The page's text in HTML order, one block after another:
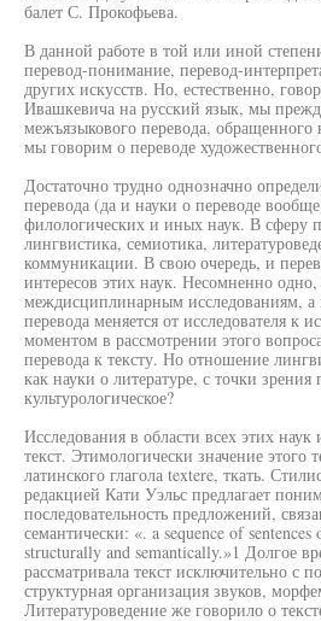
балет С. Прокофьева.
В данной работе в той или иной
перевод-понимание, перевод-
других искусств. Но, естественно,
Ивашкевича на русский язык, мы
межъязыкового перевода, обращенного
мы говорим о переводе
Достаточно трудно однозначно
перевода (да и науки о переводе
филологических и иных наук. В сферу
лингвистика, семиотика,
коммуникации. В свою очередь, и
интересов этих наук. Несомненно одно,
междисциплинарным исследованиям, а
перевода меняется от исследователя к
моментом в рассмотрении этого
перевода к тексту. Но отношение
как науки о литературе, с точки
культурологическое?
Исследования в области всех этих
текст. Этимологически значение этого
латинского глагола textere, ткать.
редакцией Кати Уэльс предлагает
последовательность предложений,
семантически: «. a sequence of
structurally and semantically.»1 Долгое
рассматривала текст исключительно с
структурная организация звуков,
Литературоведение же говорило о